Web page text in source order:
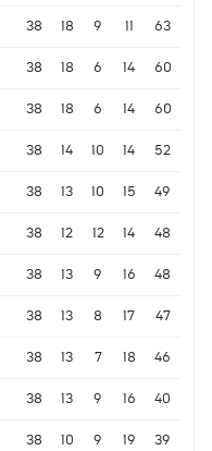
38 18 9 11 63
38 18 6 14 60
38 18 6 14 60
38 14 10 14 52
38 13 10 15 49
38 12 12 14 48
38 13 9 16 48
38 13 8 17 47
38 13 7 18 46
38 13 9 16 40
38 10 9 19 39